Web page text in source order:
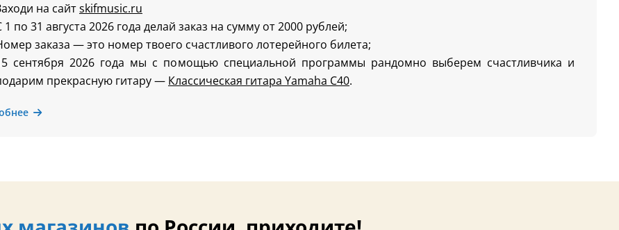
на сайтskifmusic.ru
1 по 31 августа 2026 года делай заказ на сумму от 2000 рублей;
заказа — это номер твоего счастливого лотерейного билета;
сентября 2026 года мы с помощью специальной программы рандомно выберем счастливчика и
прекрасную гитару — Классическая гитара Yamaha C40.